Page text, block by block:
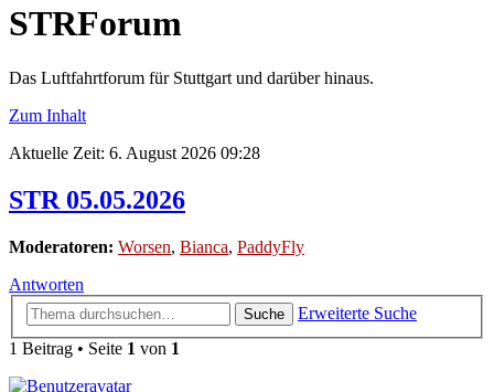
STRForum
Das Luftfahrtforum für Stuttgart und darüber hinaus.
Zum Inhalt
Aktuelle Zeit: 6. August 2026 09:28
STR 05.05.2026
Moderatoren: Worsen, Bianca, PaddyFly
Antworten
Suche
Erweiterte Suche
1 Beitrag • Seite 1 von 1